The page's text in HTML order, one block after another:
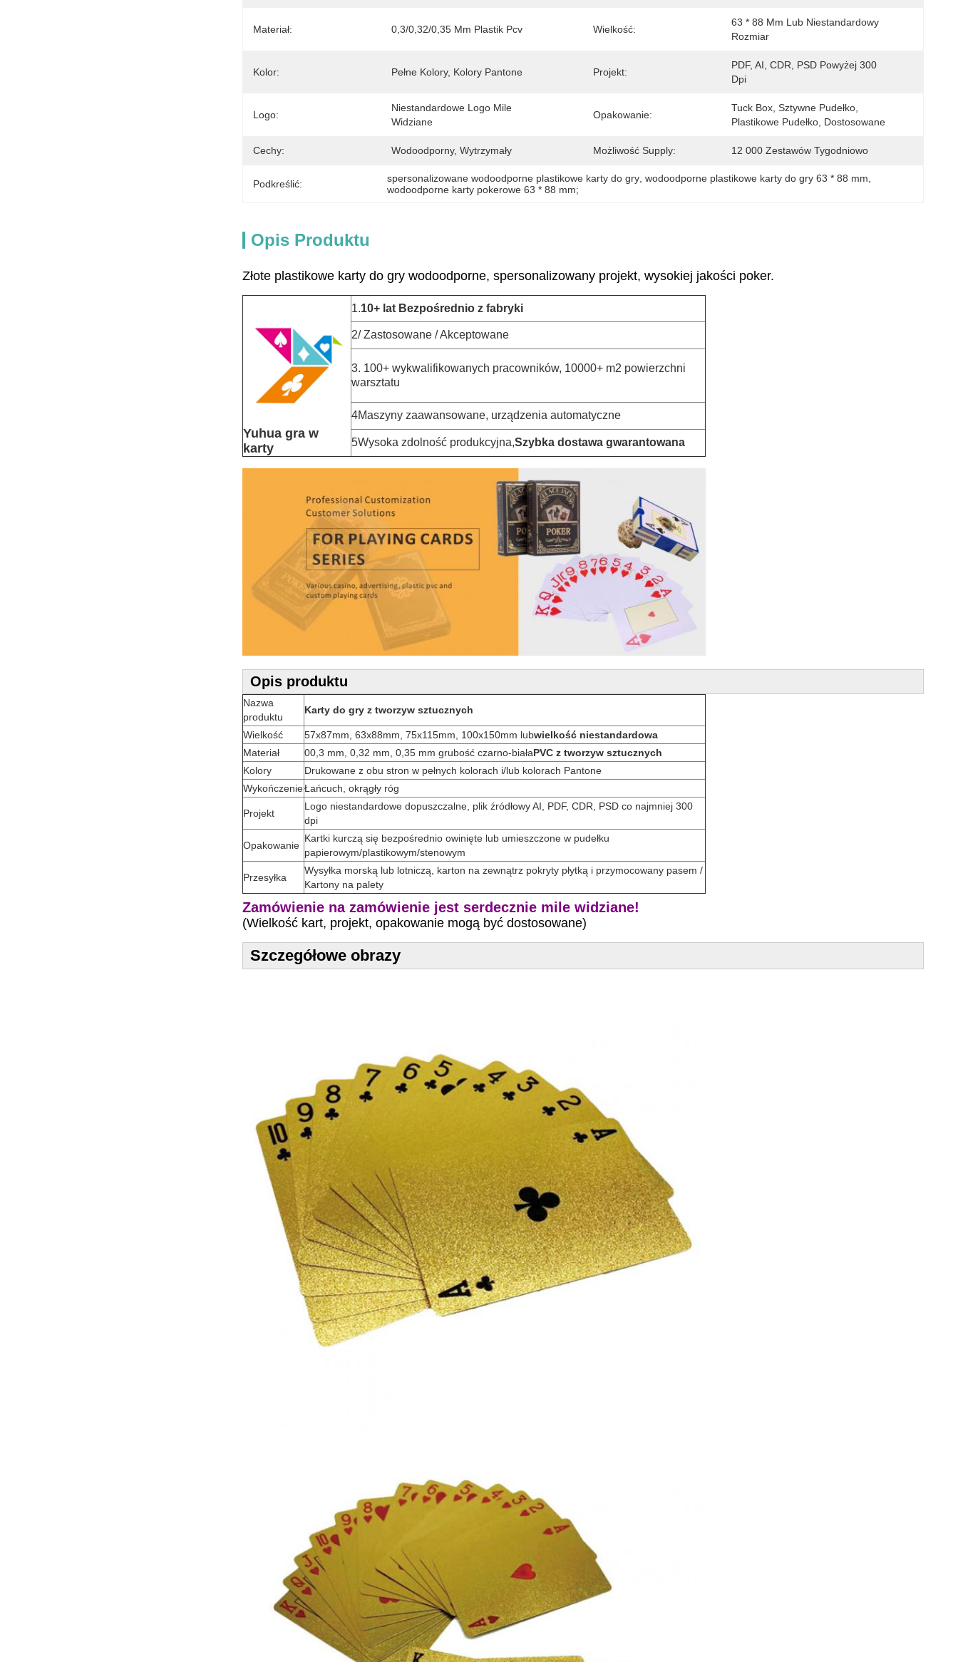
Materiał: 0,3/0,32/0,35 Mm Plastik Pcv Wielkość:
63 * 88 Mm Lub Niestandardowy
Rozmiar
Kolor: Pełne Kolory, Kolory Pantone Projekt:
PDF, AI, CDR, PSD Powyżej 300
Dpi
Logo:
Niestandardowe Logo Mile
Widziane
Opakowanie:
Tuck Box, Sztywne Pudełko,
Plastikowe Pudełko, Dostosowane
Cechy: Wodoodporny, Wytrzymały Możliwość Supply: 12 000 Zestawów Tygodniowo
Podkreślić: spersonalizowane wodoodporne plastikowe karty do gry , wodoodporne plastikowe karty do gry 63 * 88 mm
wodoodporne karty pokerowe 63 * 88 mm;
Opis Produktu
Złote plastikowe karty do gry wodoodporne, spersonalizowany projekt, wysokiej jakości poker.
Yuhua gra w
karty
1.10+ lat Bezpośrednio z fabryki
2/ Zastosowane / Akceptowane
3. 100+ wykwalifikowanych pracowników, 10000+ m2 powierzchni
warsztatu
4Maszyny zaawansowane, urządzenia automatyczne
5Wysoka zdolność produkcyjna,Szybka dostawa gwarantowana
Opis produktu
Nazwa
produktu
Karty do gry z tworzyw sztucznych
Wielkość 57x87mm, 63x88mm, 75x115mm, 100x150mm lubwielkość niestandardowa
Materiał
00,3 mm, 0,32 mm, 0,35 mm grubość czarno-białaPVC z tworzyw sztucznych
Kolory
Drukowane z obu stron w pełnych kolorach i/lub kolorach Pantone
WykończenieŁańcuch, okrągły róg
Projekt
Logo niestandardowe dopuszczalne, plik źródłowy AI, PDF, CDR, PSD co najmniej 300
dpi
Opakowanie
Kartki kurczą się bezpośrednio owinięte lub umieszczone w pudełku
papierowym/plastikowym/stenowym
Przesyłka
Wysyłka morską lub lotniczą, karton na zewnątrz pokryty płytką i przymocowany pasem /
Kartony na palety
Zamówienie na zamówienie jest serdecznie mile widziane!
(Wielkość kart, projekt, opakowanie mogą być dostosowane)
Szczegółowe obrazy